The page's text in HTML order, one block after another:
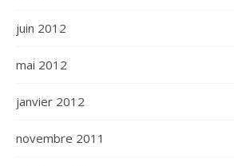
juin 2012
mai 2012
janvier 2012
novembre 2011